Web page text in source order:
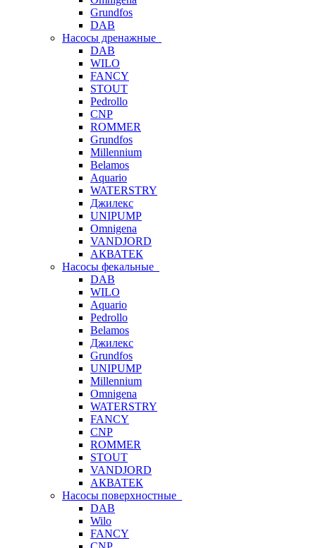
Grundfos
DAB
Насосы дренажные
DAB
WILO
FANCY
STOUT
Pedrollo
CNP
ROMMER
Grundfos
Millennium
Belamos
Aquario
WATERSTRY
Джилекс
UNIPUMP
Omnigena
VANDJORD
АКВАТЕК
Насосы фекальные
DAB
WILO
Aquario
Pedrollo
Belamos
Джилекс
Grundfos
UNIPUMP
Millennium
Omnigena
WATERSTRY
FANCY
CNP
ROMMER
STOUT
VANDJORD
АКВАТЕК
Насосы поверхностные
DAB
Wilo
FANCY